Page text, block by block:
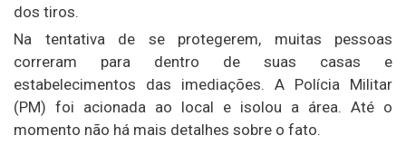
dos tiros.
Na tentativa de se protegerem, muitas pessoas
correram para dentro de suas casas e
estabelecimentos das imediações. A Polícia Militar
(PM) foi acionada ao local e isolou a área. Até o
momento não há mais detalhes sobre o fato.